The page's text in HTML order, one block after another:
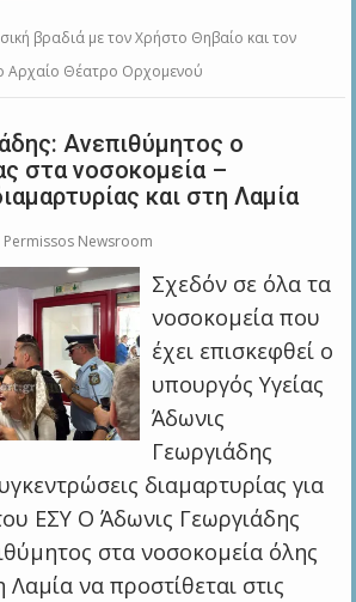
βραδιά με τον Χρήστο Θηβαίο και τον
Αρχαίο Θέατρο Ορχομενού
Ανεπιθύμητος ο
στα νοσοκομεία –
και στη Λαμία
Permissos Newsroom
Σχεδόν σε όλα τα
νοσοκομεία που
έχει επισκεφθεί ο
υπουργός Υγείας
Άδωνις
Γεωργιάδης
διαμαρτυρίας για
ΕΣΥ Ο Άδωνις Γεωργιάδης
στα νοσοκομεία όλης
να προστίθεται στις